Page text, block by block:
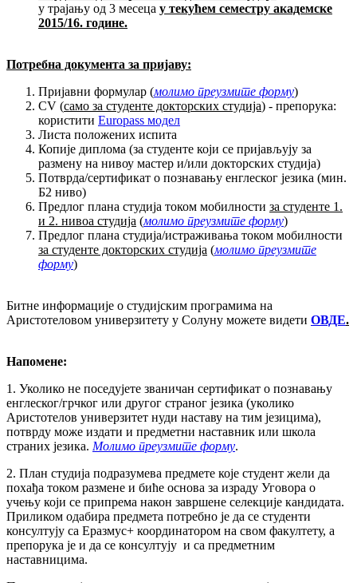
у трајању од 3 месеца у текућем семестру академске
2015/16. године.
Потребна документа за пријаву:
Пријавни формулар (молимо преузмите форму)
CV (само за студенте докторских студија) - препорука:
користити Europass модел
Листа положених испита
Копије диплома (за студенте који се пријављују за
размену на нивоу мастер и/или докторских студија)
Потврда/сертификат о познавању енглеског језика (мин.
Б2 ниво)
Предлог плана студија током мобилности за студенте 1.
и 2. нивоа студија (молимо преузмите форму)
Предлог плана студија/истраживања током мобилности
за студенте докторских студија (молимо преузмите
форму)
Битне информације о студијским програмима на
Аристотеловом универзитету у Солуну можете видети ОВДЕ.
Напомене:
1. Уколико не поседујете званичан сертификат о познавању
енглеског/грчког или другог страног језика (уколико
Аристотелов универзитет нуди наставу на тим језицима),
потврду може издати и предметни наставник или школа
страних језика. Молимо преузмите форму.
2. План студија подразумева предмете које студент жели да
похађа током размене и биће основа за израду Уговора о
учењу који се припрема након завршене селекције кандидата.
Приликом одабира предмета потребно је да се студенти
консултују са Еразмус+ координатором на свом факултету, а
препорука је и да се консултују и са предметним
наставницима.